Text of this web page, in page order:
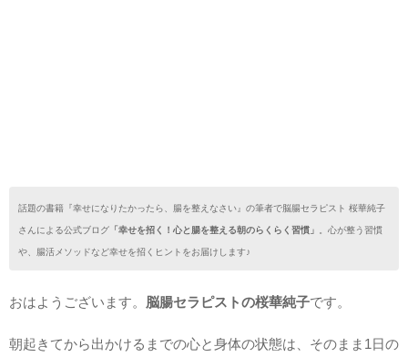
話題の書籍『幸せになりたかったら、腸を整えなさい』の筆者で脳腸セラピスト 桜華純子
さんによる公式ブログ 「幸せを招く！心と腸を整える朝のらくらく習慣」 。心が整う習慣
や、腸活メソッドなど幸せを招くヒントをお届けします♪
おはようございます。 脳腸セラピストの桜華純子です。
朝起きてから出かけるまでの心と身体の状態は、そのまま1日の